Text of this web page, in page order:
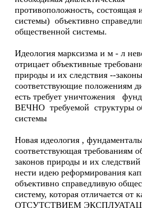
противоположность, состоящая
системы) объективно
общественной системы.
Идеология марксизма и м - л
отрицает объективные
природы и их следствия --
соответствующие положениям
есть требует уничтожения
ВЕЧНО требуемой структуры
системы
Новая идеология ,
соответствующая требованиям
законов природы и их
нести идею реформирования
объективно справедливую
систему, которая отличается от
ОТСУТСТВИЕМ